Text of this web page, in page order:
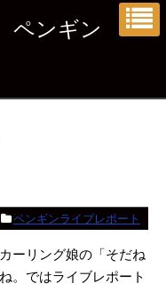
ペンギン
ペンギンライブレポート
ーリング娘の「そだね
。ではライブレポート